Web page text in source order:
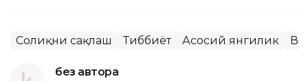
Соғлиқни сақлаш Тиббиёт Асосий янгилик
без автора